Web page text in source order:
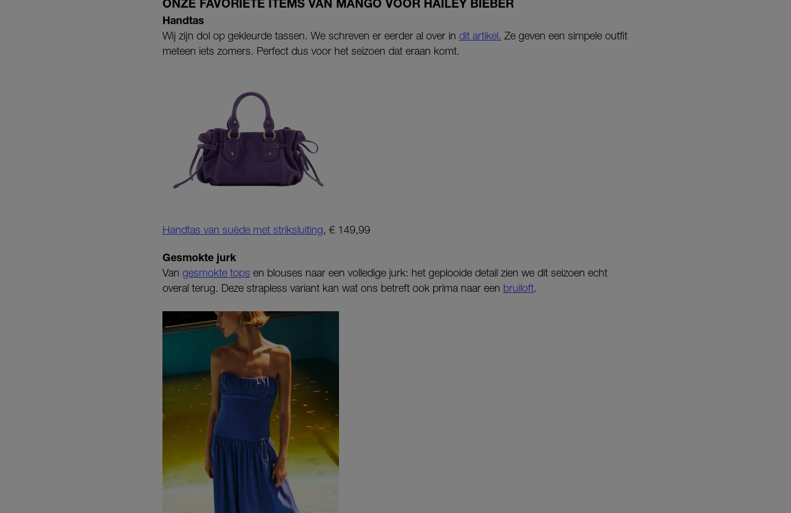
ONZE FAVORIETE ITEMS VAN MANGO VOOR HAILEY BIEBER
Handtas
Wij zijn dol op gekleurde tassen. We schreven er eerder al over in dit artikel. Ze geven een simpele outfit
meteen iets zomers. Perfect dus voor het seizoen dat eraan komt.
Handtas van suède met striksluiting, € 149,99
Gesmokte jurk
Van gesmokte tops en blouses naar een volledige jurk: het geplooide detail zien we dit seizoen echt
overal terug. Deze strapless variant kan wat ons betreft ook prima naar een bruiloft.